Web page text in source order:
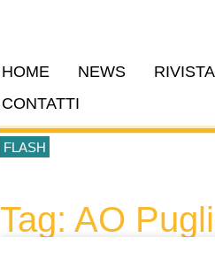
HOME NEWS RIVISTA
CONTATTI
FLASH
Tag: AO